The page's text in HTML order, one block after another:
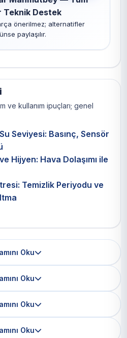
Teknik Destek
önerilmez; alternatifler
paylaşılır.
ve kullanım ipuçları; genel
Seviyesi: Basınç, Sensör
Hijyen: Hava Dolaşımı ile
Temizlik Periyodu ve
Oku
Oku
Oku
Oku